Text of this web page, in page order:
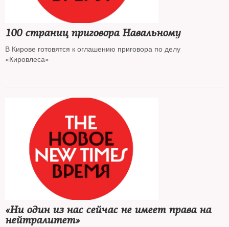
100 страниц приговора Навальному
В Кирове готовятся к оглашению приговора по делу
«Кировлеса»
«Ни один из нас сейчас не имеет права на
нейтралитет»